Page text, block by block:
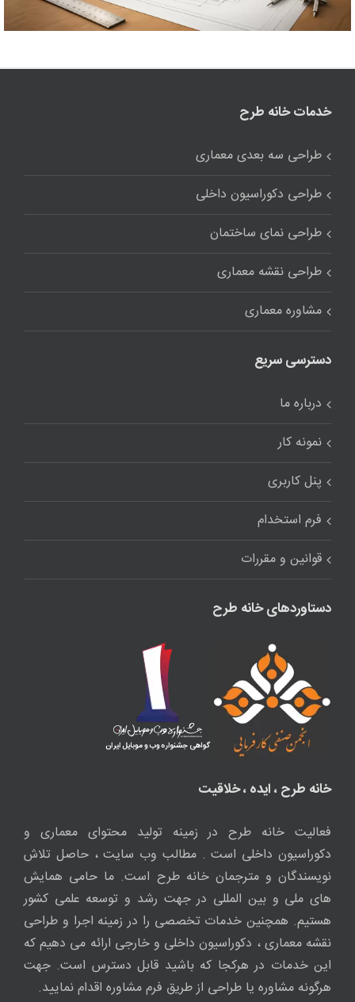
خدمات خانه طرح
طراحی سه بعدی معماری
طراحی دکوراسیون داخلی
طراحی نمای ساختمان
طراحی نقشه معماری
مشاوره معماری
دسترسی سریع
درباره ما
نمونه کار
پنل کاربری
فرم استخدام
قوانین و مقررات
دستاوردهای خانه طرح
خانه طرح ، ایده ، خلاقیت
فعالیت خانه طرح در زمینه تولید محتوای معماری و
دکوراسیون داخلی است . مطالب وب سایت ، حاصل تلاش
نویسندگان و مترجمان خانه طرح است. ما حامی همایش
های ملی و بین المللی در جهت رشد و توسعه علمی کشور
هستیم. همچنین خدمات تخصصی را در زمینه اجرا و طراحی
نقشه معماری ، دکوراسیون داخلی و خارجی ارائه می دهیم که
این خدمات در هرکجا که باشید قابل دسترس است. جهت
هرگونه مشاوره یا طراحی از طریق فرم مشاوره اقدام نمایید.